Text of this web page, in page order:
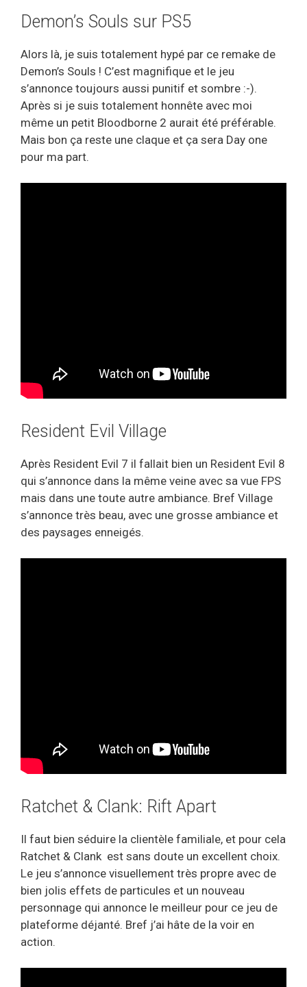
Demon’s Souls sur PS5
Alors là, je suis totalement hypé par ce remake de
Demon’s Souls ! C’est magnifique et le jeu
s’annonce toujours aussi punitif et sombre :-).
Après si je suis totalement honnête avec moi
même un petit Bloodborne 2 aurait été préférable.
Mais bon ça reste une claque et ça sera Day one
pour ma part.
Resident Evil Village
Après Resident Evil 7 il fallait bien un Resident Evil 8
qui s’annonce dans la même veine avec sa vue FPS
mais dans une toute autre ambiance. Bref Village
s’annonce très beau, avec une grosse ambiance et
des paysages enneigés.
Ratchet & Clank: Rift Apart
Il faut bien séduire la clientèle familiale, et pour cela
Ratchet & Clank est sans doute un excellent choix.
Le jeu s’annonce visuellement très propre avec de
bien jolis effets de particules et un nouveau
personnage qui annonce le meilleur pour ce jeu de
plateforme déjanté. Bref j’ai hâte de la voir en
action.